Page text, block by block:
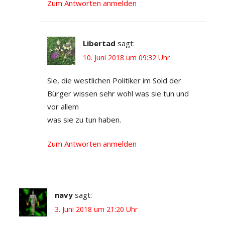
Zum Antworten anmelden
Libertad sagt:
10. Juni 2018 um 09:32 Uhr
Sie, die westlichen Politiker im Sold der
Bürger wissen sehr wohl was sie tun und
vor allem
was sie zu tun haben.
Zum Antworten anmelden
navy sagt:
3. Juni 2018 um 21:20 Uhr